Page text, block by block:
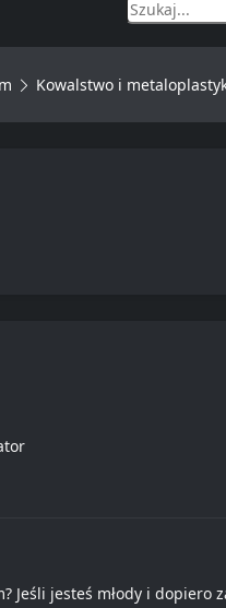
Kowalstwo i
Jeśli jesteś młody i